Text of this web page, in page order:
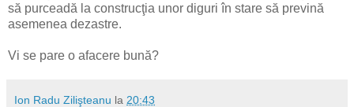
să purceadă la construcţia unor diguri în stare să prevină
asemenea dezastre.
Vi se pare o afacere bună?
Ion Radu Zilişteanu la 20:43